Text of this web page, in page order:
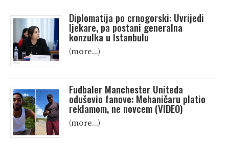
Diplomatija po crnogorski: Uvrijedi
ljekare, pa postani generalna
konzulka u Istanbulu
(more…)
Fudbaler Manchester Uniteda
oduševio fanove: Mehaničaru platio
reklamom, ne novcem (VIDEO)
(more…)